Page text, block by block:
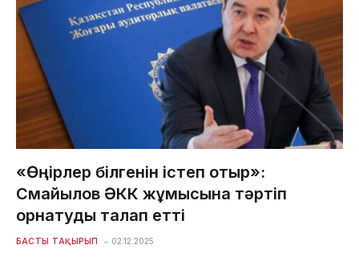
«Өңірлер білгенін істеп отыр»:
Смайылов ӘКК жұмысына тәртіп
орнатуды талап етті
БАСТЫ ТАҚЫРЫП 02.12.2025